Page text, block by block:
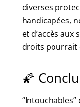
diverses
handicapées,
et d’accès aux
droits pourrait
🌠
“Intouchables”